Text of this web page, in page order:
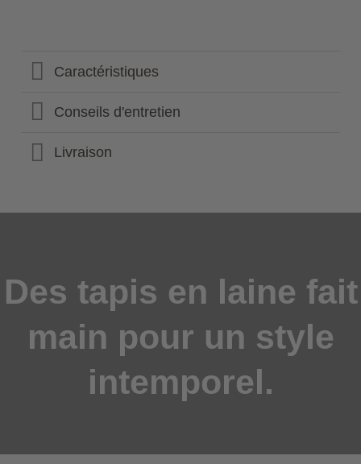
Caractéristiques
Conseils d'entretien
Livraison
Des tapis en laine fait
main pour un style
intemporel.